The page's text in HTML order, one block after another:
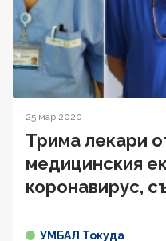
25 мар 2020
Трима лекари
медицинския
коронавирус,
УМБАЛ Токуда